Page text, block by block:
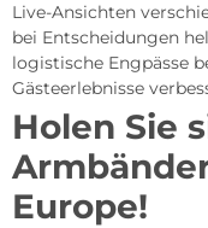
Live-Ansichten
bei Entscheidungen
logistische Engpässe
Gästeerlebnisse
Holen Sie
Europe!